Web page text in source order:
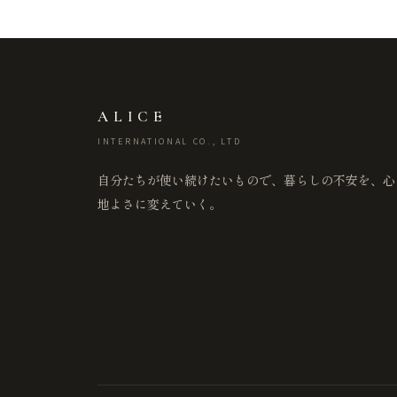
ALICE
INTERNATIONAL CO., LTD
自分たちが使い続けたいもので、暮らしの不安を、心
地よさに変えていく。